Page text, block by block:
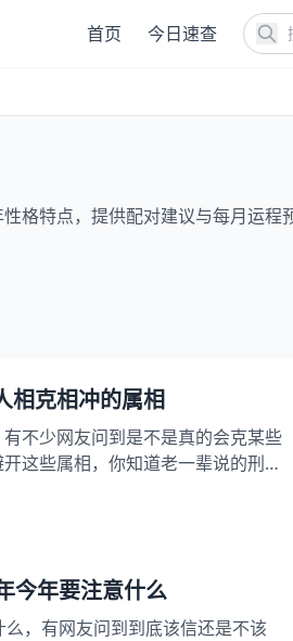
首页 今日速查
格特点，提供配对建议与每月运程
相克相冲的属相
不少网友问到是不是真的会克某些
这些属相，你知道老一辈说的刑冲
有关，下面就具体聊聊属蛇人需要
属蛇和什么属相相冲相刑相害呢
今年要注意什么
，有网友问到到底该信还是不该